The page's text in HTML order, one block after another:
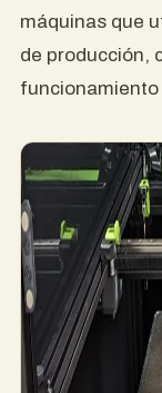
máquinas que
de producción,